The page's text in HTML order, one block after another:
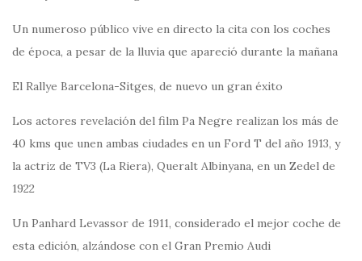
Un numeroso público vive en directo la cita con los coches
de época, a pesar de la lluvia que apareció durante la mañana
El Rallye Barcelona-Sitges, de nuevo un gran éxito
Los actores revelación del film Pa Negre realizan los más de
40 kms que unen ambas ciudades en un Ford T del año 1913, y
la actriz de TV3 (La Riera), Queralt Albinyana, en un Zedel de
1922
Un Panhard Levassor de 1911, considerado el mejor coche de
esta edición, alzándose con el Gran Premio Audi